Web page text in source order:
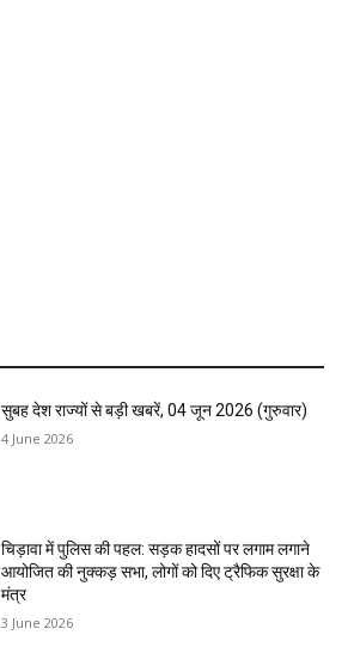
सुबह देश राज्यों से बड़ी खबरें, 04 जून 2026 (गुरुवार)
4 June 2026
चिड़ावा में पुलिस की पहल: सड़क हादसों पर लगाम लगाने
आयोजित की नुक्कड़ सभा, लोगों को दिए ट्रैफिक सुरक्षा के
मंत्र
3 June 2026